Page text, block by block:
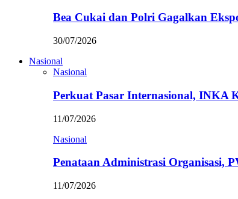
Bea Cukai dan Polri Gagalkan
30/07/2026
Nasional
Nasional
Perkuat Pasar Internasional,
11/07/2026
Nasional
Penataan Administrasi Organisasi,
11/07/2026